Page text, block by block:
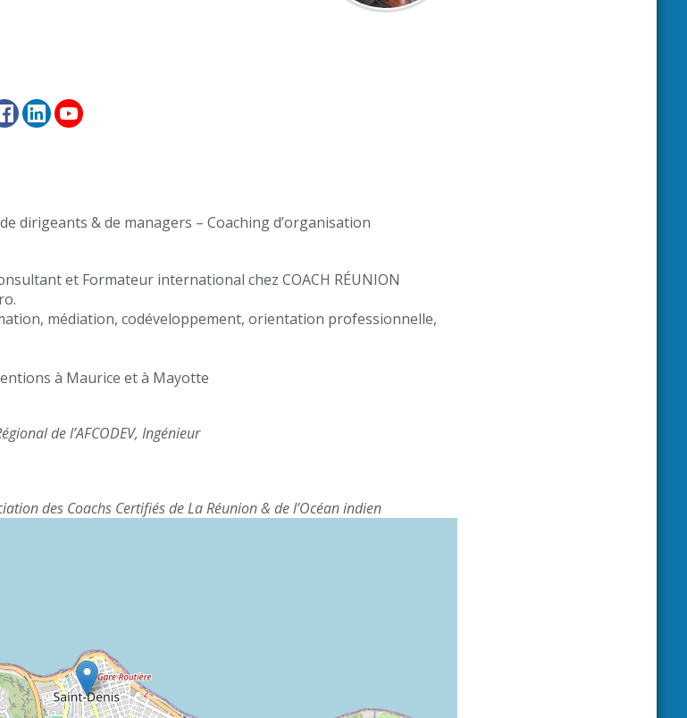
dirigeants & de managers – Coaching d’organisation
et Formateur international chez COACH RÉUNION
médiation, codéveloppement, orientation professionnelle,
à Maurice et à Mayotte
de l’AFCODEV, Ingénieur
des Coachs Certifiés de La Réunion & de l’Océan indien